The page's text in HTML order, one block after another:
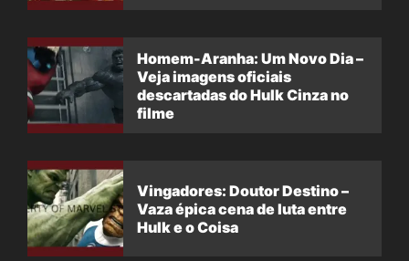
Homem-Aranha: Um Novo Dia –
Veja imagens oficiais
descartadas do Hulk Cinza no
filme
Vingadores: Doutor Destino –
Vaza épica cena de luta entre
Hulk e o Coisa